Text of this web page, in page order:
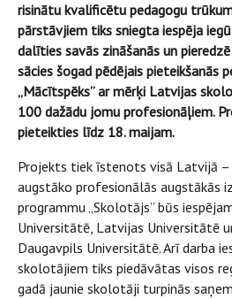
risinātu kvalificētu pedagogu
pārstāvjiem tiks sniegta iespēja
dalīties savās zināšanās un
sācies šogad pēdējais pieteikšanās
„Mācītspēks” ar mērķi Latvijas
100 dažādu jomu profesionāļiem.
pieteikties līdz 18. maijam.
Projekts tiek īstenots visā Latvijā
augstāko profesionālās augstākās
programmu „Skolotājs” būs
Universitātē, Latvijas Universitātē
Daugavpils Universitātē. Arī darba
skolotājiem tiks piedāvātas visos
gadā jaunie skolotāji turpinās